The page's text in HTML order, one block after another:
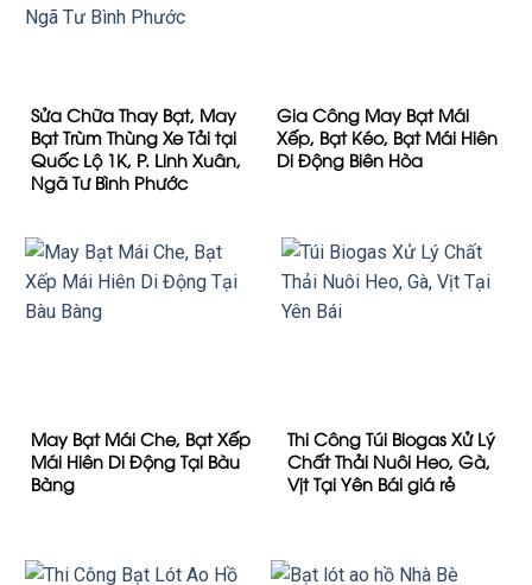
Sửa Chữa Thay Bạt, May
Bạt Trùm Thùng Xe Tải tại
Quốc Lộ 1K, P. Linh Xuân,
Ngã Tư Bình Phước
Gia Công May Bạt Mái
Xếp, Bạt Kéo, Bạt Mái Hiên
Di Động Biên Hòa
May Bạt Mái Che, Bạt Xếp
Mái Hiên Di Động Tại Bàu
Bàng
Thi Công Túi Biogas Xử Lý
Chất Thải Nuôi Heo, Gà,
Vịt Tại Yên Bái giá rẻ